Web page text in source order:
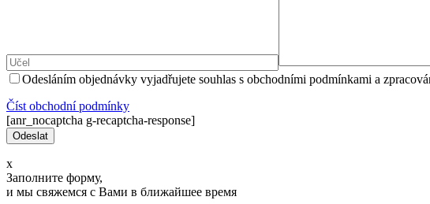
Odesláním objednávky vyjadřujete souhlas s obchodními podmínkami a
Číst оbchodní podmínky
[anr_nocaptcha g-recaptcha-response]
x
Заполните форму,
и мы свяжемся с Вами в ближайшее время